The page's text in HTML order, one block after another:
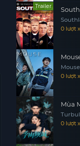
Trailer
0 lượt
Mouse
0 lượt
Mùa
0 lượt